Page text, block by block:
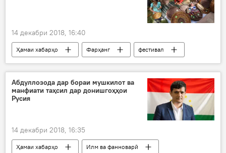
14 декабри 2018, 16:40
Ҳамаи хабарҳо Фарҳанг
фестивал
Осорхонаи миллии Тоҷикистон
Дар Тоҷикистон
Душанбе
Абдуллозода дар бораи мушкилот ва
манфиати таҳсил дар донишгоҳҳои
Русия
14 декабри 2018, 16:35
Ҳамаи хабарҳо
Илм ва фанноварӣ